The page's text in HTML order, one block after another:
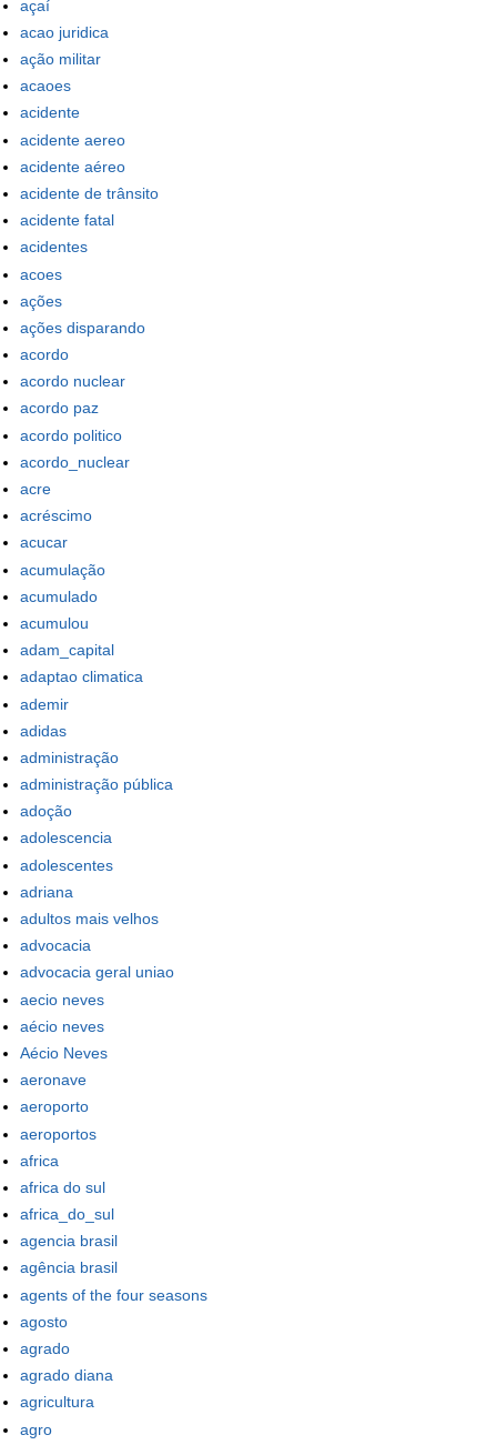
açaí
acao juridica
ação militar
acaoes
acidente
acidente aereo
acidente aéreo
acidente de trânsito
acidente fatal
acidentes
acoes
ações
ações disparando
acordo
acordo nuclear
acordo paz
acordo politico
acordo_nuclear
acre
acréscimo
acucar
acumulação
acumulado
acumulou
adam_capital
adaptao climatica
ademir
adidas
administração
administração pública
adoção
adolescencia
adolescentes
adriana
adultos mais velhos
advocacia
advocacia geral uniao
aecio neves
aécio neves
Aécio Neves
aeronave
aeroporto
aeroportos
africa
africa do sul
africa_do_sul
agencia brasil
agência brasil
agents of the four seasons
agosto
agrado
agrado diana
agricultura
agro